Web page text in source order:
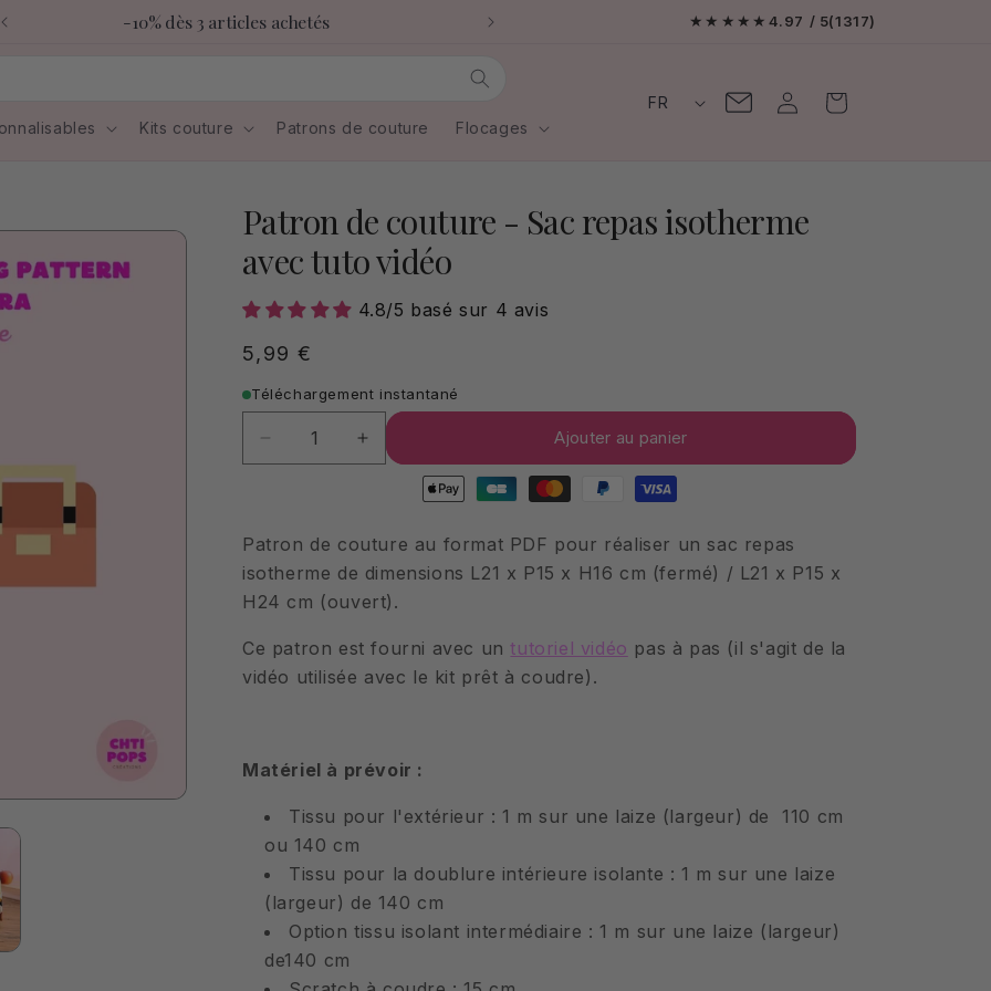
-10% dès 3 articles achetés Livraison offerte en France
★★★★★ 4.97 / 5(1317)
Kits couture Patrons de couture Flocages
L
g
FR
Contactez-
ConnexionPanier
Patron de couture - Sac repas isotherme
avec tuto vidéo
4.8/5 basé sur 4 avis
Prix
habituel
5,99 €
Téléchargement instantané
Réduire
la
Patron
de
couture
-
repas
isotherme
Augmenter
la
quantité
Patron
de
couture
-
repas
isotherme
Ajouter au panier
Moyens
paiement
Patron de couture au format PDF pour réaliser un sac repas
isotherme de dimensions L21 x P15 x H16 cm (fermé) / L21 x P15 x
H24 cm (ouvert).
Ce patron est fourni avec untutoriel vidéo pas à pas (il s'agit de la
vidéo utilisée avec le kit prêt à coudre).
Matériel à prévoir :
Tissu pour l'extérieur : 1 m sur une laize (largeur) de 110 cm
ou 140 cm
Tissu pour la doublure intérieure isolante : 1 m sur une laize
(largeur) de 140 cm
Option tissu isolant intermédiaire : 1 m sur une laize (largeur)
de140 cm